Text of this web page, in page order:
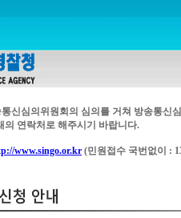
신심의위원회의 심의를 거쳐 방송통신
의 연락처로 해주시기 바랍니다.
www.singo.or.kr (민원접수 국번없이 :